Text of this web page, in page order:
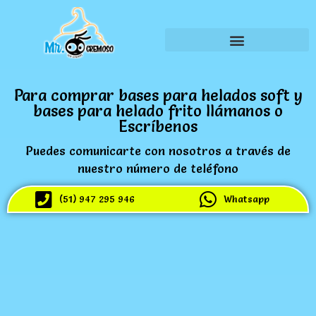
Para comprar bases para helados soft y
bases para helado frito llámanos o
Escríbenos
Puedes comunicarte con nosotros a través de
nuestro número de teléfono
(51) 947 295 946 Whatsapp